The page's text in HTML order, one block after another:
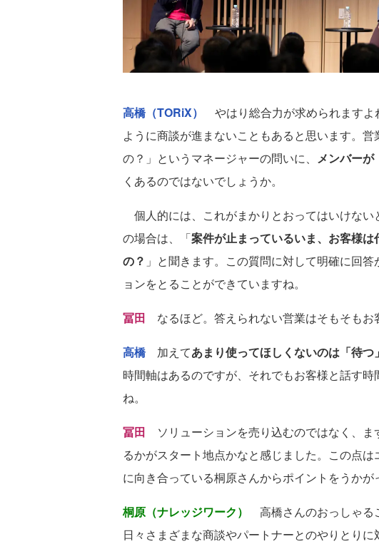
高橋（TORiX）
やはり総合力が求められますよ
ように商談が進まないこともあると思います。
の？」というマネージャーの問いに、 メンバーが
くあるのではないでしょうか。
個人的には、これがまかりとおってはいけな
の場合は、「案件が止まっているいま、お客様
の？ 」と聞きます。この質問に対して明確に回
ョンをとることができていますね。
冨田 なるほど。答えられない営業はそもそもお
高橋加えてあまり使ってほしくないのは「待つ
時間軸はあるのですが、それでもお客様と話す
ね。
冨田 ソリューションを売り込むのではなく、ま
るかがスタート地点かなと感じました。この点
に向き合っている桐原さんからポイントをうかが
桐原（ナレッジワーク）
高橋さんのおっしゃる
日々さまざまな商談やパートナーとのやりとりに